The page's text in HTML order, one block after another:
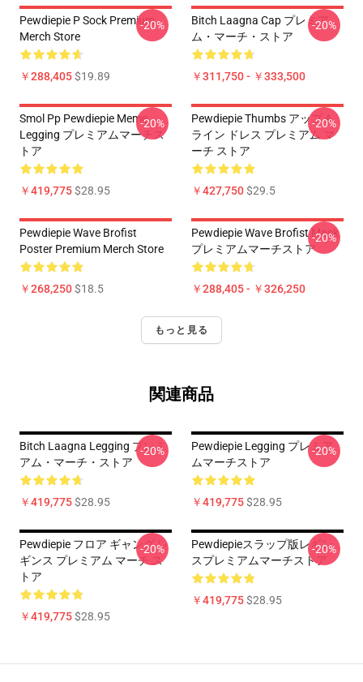
Pewdiepie P Sock Premium
Merch Store
￥288,405$19.89
-20%
Bitch Laagna Cap プレミア
ム・マーチ・ストア
￥311,750 - ￥333,500
-20%
Smol Pp Pewdiepie Meme
Legging プレミアムマーチス
トア
￥419,775$28.95
-20%
Pewdiepie Thumbs アップ A
ライン ドレス プレミアム マ
ーチ ストア
￥427,750$29.5
-20%
Pewdiepie Wave Brofist
Poster Premium Merch Store
￥268,250$18.5
Pewdiepie Wave Brofist Mask
プレミアムマーチストア
￥288,405 - ￥326,250
-20%
もっと見る
関連商品
Bitch Laagna Legging プレミ
アム・マーチ・ストア
￥419,775$28.95
-20%
Pewdiepie Legging プレミア
ムマーチストア
￥419,775$28.95
-20%
Pewdiepie フロア ギャング レ
ギンス プレミアム マーチ ス
トア
￥419,775$28.95
-20%
Pewdiepieスラップ版レギン
スプレミアムマーチストア
￥419,775$28.95
-20%